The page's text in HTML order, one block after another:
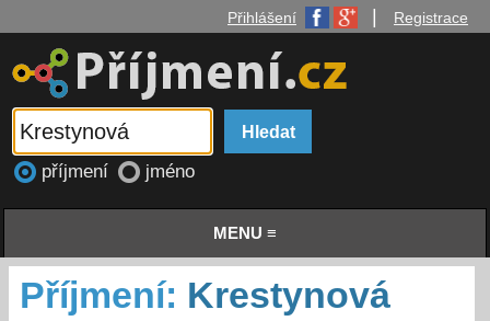
Přihlášení Registrace
příjmení jméno
MENU ≡
Příjmení: Krestynová